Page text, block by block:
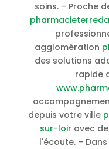
soins. – Proche
agglomération
des solutions
rapide
depuis votre ville
sur-loir avec
l'écoute. –